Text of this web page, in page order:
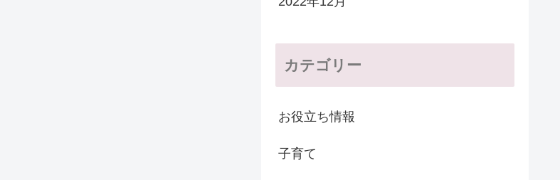
カテゴリー
お役立ち情報
子育て